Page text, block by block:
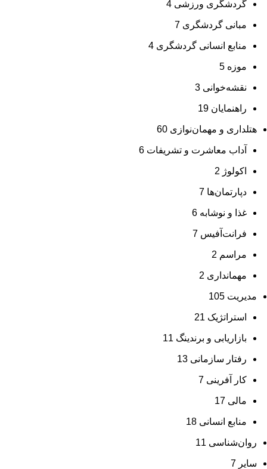
گردشگری ورزشی 4
مبانی گردشگری 7
منابع انسانی گردشگری 4
موزه 5
نقشه‌خوانی 3
راهنمایان 19
هتلداری و مهمان‌نوازی 60
آداب معاشرت و تشریفات 6
اکولوژ 2
دپارتمان‌ها 7
غذا و نوشابه 6
فرانت‌آفیس 7
مراسم 2
مهمانداری 2
مدیریت 105
استراتژیک 21
بازاریابی و برندینگ 11
رفتار سازمانی 13
کار آفرینی 7
مالی 17
منابع انسانی 18
روان‌شناسی 11
سایر 7